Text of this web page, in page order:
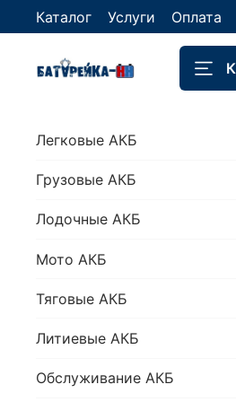
Каталог Услуги Оплата
Легковые АКБ
Грузовые АКБ
Лодочные АКБ
Мото АКБ
Тяговые АКБ
Литиевые АКБ
Обслуживание АКБ